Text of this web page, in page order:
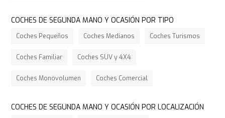
COCHES DE SEGUNDA MANO Y OCASIÓN POR TIPO
Coches Pequeños Coches Medianos Coches Turismos
Coches Familiar Coches SUV y 4X4
Coches Monovolumen Coches Comercial
COCHES DE SEGUNDA MANO Y OCASIÓN POR LOCALIZACIÓN